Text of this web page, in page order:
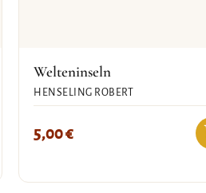
Welteninseln
HENSELING ROBERT
5,00€